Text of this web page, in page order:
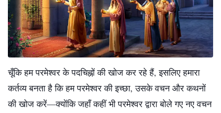
चूँकि हम परमेश्वर के पदचिह्नों की खोज कर रहे हैं, इसलिए हमारा
कर्तव्य बनता है कि हम परमेश्वर की इच्छा, उसके वचन और कथनों
की खोज करें—क्योंकि जहाँ कहीं भी परमेश्वर द्वारा बोले गए नए वचन